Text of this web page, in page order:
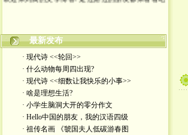
最新发布
· 现代诗 <<轮回>>
· 什么动物每周四出现?
· 现代诗 <<细数让我快乐的小事>>
· 啥是理想生活?
· 小学生脑洞大开的零分作文
· Hello中国的朋友，我的汉语四级
· 祖传名画 《虢国夫人低碳游春图